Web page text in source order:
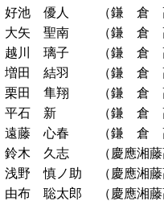
好池 優人
（鎌 倉
大矢 聖南
（鎌 倉
越川 璃子
（鎌 倉
増田 結羽
（鎌 倉
栗田 隼翔
（鎌 倉
平石 新
（鎌 倉
遠藤 心春
（鎌 倉
鈴木 久志
（慶應湘
浅野 慎ノ助
（慶應湘
由布 聡太郎
（慶應湘